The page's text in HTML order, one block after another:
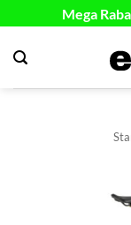
springen
Mega